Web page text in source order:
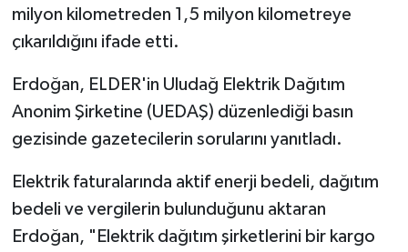
milyon kilometreden 1,5 milyon kilometreye
çıkarıldığını ifade etti.
Erdoğan, ELDER'in Uludağ Elektrik Dağıtım
Anonim Şirketine (UEDAŞ) düzenlediği basın
gezisinde gazetecilerin sorularını yanıtladı.
Elektrik faturalarında aktif enerji bedeli, dağıtım
bedeli ve vergilerin bulunduğunu aktaran
Erdoğan, "Elektrik dağıtım şirketlerini bir kargo
Ulusal
Yaşam